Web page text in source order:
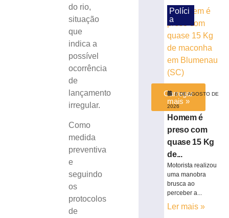
do rio,
situação
que
indica a
possível
ocorrência
de
lançamento
irregular.
Como
medida
preventiva
e
seguindo
os
protocolos
de
agosto
mais
Carregar
mais »
Políci
a
8 DE AGOSTO DE
2026
Homem é
preso com
quase 15 Kg
de...
Motorista realizou
uma manobra
brusca ao
perceber a...
Ler mais »